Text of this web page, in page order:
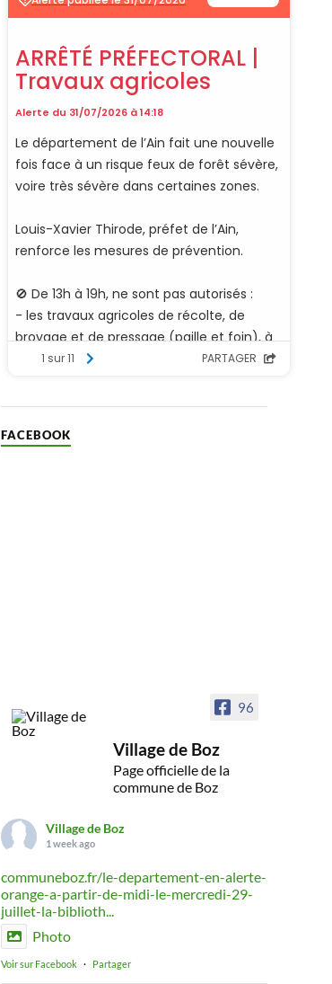
FACEBOOK
96
Village de Boz
Page officielle de la
commune de Boz
Village de Boz
1 week ago
communeboz.fr/le-departement-en-alerte-
orange-a-partir-de-midi-le-mercredi-29-
juillet-la-biblioth...
Photo
Voir sur Facebook · Partager